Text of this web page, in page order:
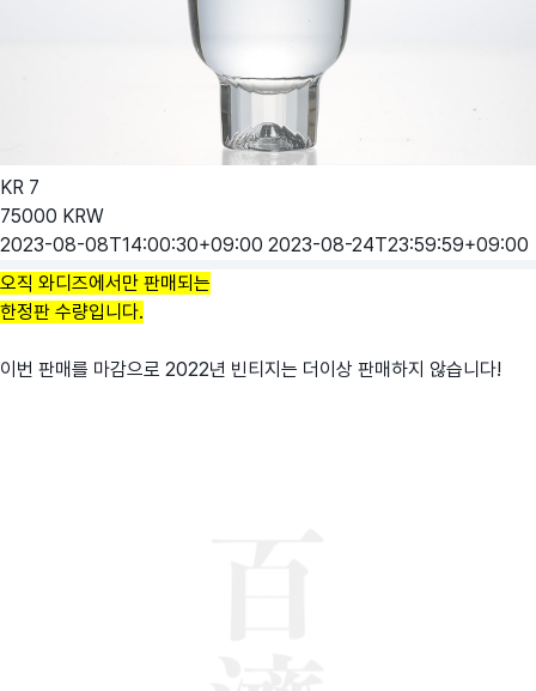
KR 7
75000 KRW
2023-08-08T14:00:30+09:00 2023-08-24T23:59:59+09:00
오직 와디즈에서만 판매되는
한정판 수량입니다.
이번 판매를 마감으로 2022년 빈티지는 더이상 판매하지 않습니다!